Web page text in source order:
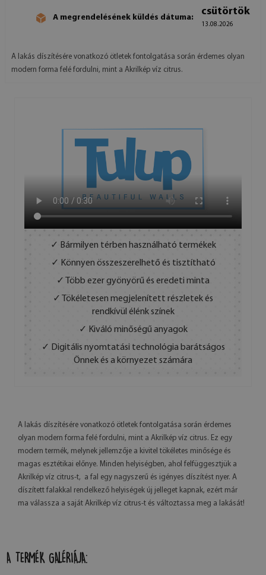
A megrendelésének küldés dátuma:
csütörtök
13.08.2026
A lakás díszítésére vonatkozó ötletek fontolgatása során érdemes olyan
modern forma felé fordulni, mint a Akrilkép víz citrus.
✓ Bármilyen térben használható termékek
✓ Könnyen összeszerelhető és tisztítható
✓ Több ezer gyönyörű és eredeti minta
✓ Tökéletesen megjelenített részletek és
rendkívül élénk színek
✓ Kiváló minőségű anyagok
✓ Digitális nyomtatási technológia barátságos
Önnek és a környezet számára
A lakás díszítésére vonatkozó ötletek fontolgatása során érdemes
olyan modern forma felé fordulni, mint a Akrilkép víz citrus. Ez egy
modern termék, melynek jellemzője a kivitel tökéletes minősége és
magas esztétikai előnye. Minden helyiségben, ahol felfüggesztjük a
Akrilkép víz citrus-t, a fal egy nagyszerű és igényes díszítést nyer. A
díszített falakkal rendelkező helyiségek új jelleget kapnak, ezért már
ma válassza a saját Akrilkép víz citrus-t és változtassa meg a lakását!
A TERMÉK GALÉRIÁJA: